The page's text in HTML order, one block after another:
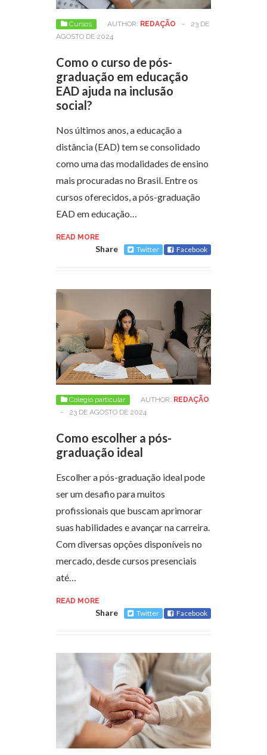
Cursos AUTHOR: REDAÇÃO -
23 DE
AGOSTO DE 2024
Como o curso de pós-
graduação em educação
EAD ajuda na inclusão
social?
Nos últimos anos, a educação a
distância (EAD) tem se consolidado
como uma das modalidades de ensino
mais procuradas no Brasil. Entre os
cursos oferecidos, a pós-graduação
EAD em educação…
READ MORE
Share Twitter Facebook
Colegio particular AUTHOR: REDAÇÃO
-
23 DE AGOSTO DE 2024
Como escolher a pós-
graduação ideal
Escolher a pós-graduação ideal pode
ser um desafio para muitos
profissionais que buscam aprimorar
suas habilidades e avançar na carreira.
Com diversas opções disponíveis no
mercado, desde cursos presenciais
até…
READ MORE
Share Twitter Facebook